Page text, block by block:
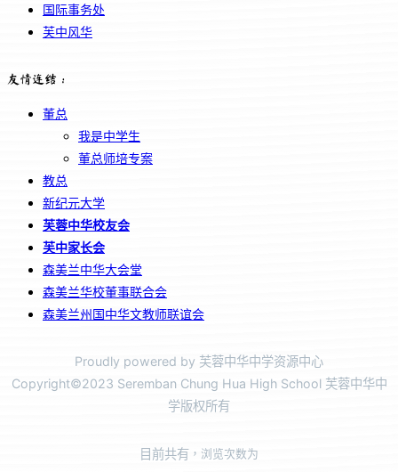
国际事务处
芙中风华
友情连结：
董总
我是中学生
董总师培专案
教总
新纪元大学
芙蓉中华校友会
芙中家长会
森美兰中华大会堂
森美兰华校董事联合会
森美兰州国中华文教师联谊会
Proudly powered by 芙蓉中华中学资源中心
Copyright©2023 Seremban Chung Hua High School 芙蓉中华中
学版权所有
目前共有 ，浏览次数为